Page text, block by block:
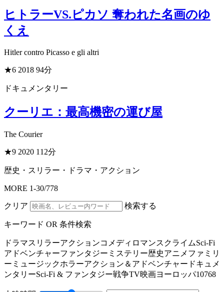
ヒトラーVS.ピカソ 奪われた名画のゆ
くえ
Hitler contro Picasso e gli altri
★6 2018 94分
ドキュメンタリー
クーリエ：最高機密の運び屋
The Courier
★9 2020 112分
歴史・スリラー・ドラマ・アクション
MORE 1-30/778
クリア 検索する
キーワード OR 条件検索
ドラマスリラーアクションコメディ ロマンス クライムSci-Fi
アドベンチャーファンタジー ミステリー歴史アニメ ファミリ
ー ミュージックホラーアクション＆アドベンチャー ドキュメ
ンタリーSci-Fi & ファンタジー戦争TV映画ヨーロッパ10768